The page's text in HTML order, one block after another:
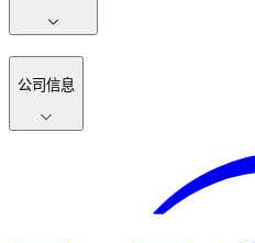
公司信息